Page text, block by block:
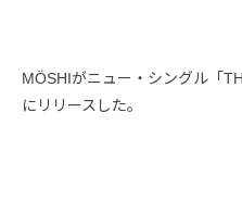
MÖSHIがニュー・シングル「
にリリースした。